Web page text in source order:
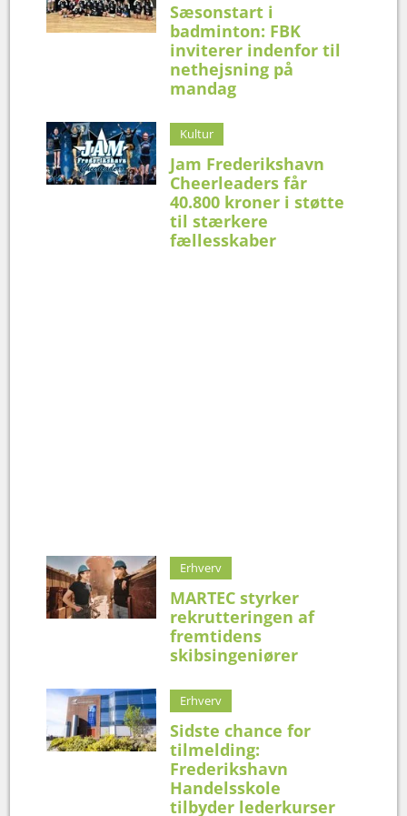
Sæsonstart i
badminton: FBK
inviterer indenfor til
nethejsning på
mandag
Kultur
Jam Frederikshavn
Cheerleaders får
40.800 kroner i støtte
til stærkere
fællesskaber
Erhverv
MARTEC styrker
rekrutteringen af
fremtidens
skibsingeniører
Erhverv
Sidste chance for
tilmelding:
Frederikshavn
Handelsskole
tilbyder lederkurser